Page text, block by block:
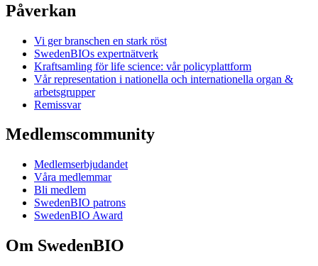
Påverkan
Vi ger branschen en stark röst
SwedenBIOs expertnätverk
Kraftsamling för life science: vår policyplattform
Vår representation i nationella och internationella organ &
arbetsgrupper
Remissvar
Medlemscommunity
Medlemserbjudandet
Våra medlemmar
Bli medlem
SwedenBIO patrons
SwedenBIO Award
Om SwedenBIO